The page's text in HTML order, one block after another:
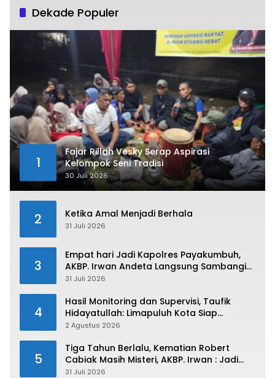
Dekade Populer
1
Fajar Rillah Vesky Serap Aspirasi
Kelompok Seni Tradisi
30 Juli 2026
2 Ketika Amal Menjadi Berhala
31 Juli 2026
3
Empat hari Jadi Kapolres Payakumbuh,
AKBP. Irwan Andeta Langsung Sambangi
PWI Kota Payakumbuh
31 Juli 2026
4
Hasil Monitoring dan Supervisi, Taufik
Hidayatullah: Limapuluh Kota Siap
Kirimkan Atlet Terbaiknya Pada Porprov
2 Agustus 2026
5
Tiga Tahun Berlalu, Kematian Robert
Cabiak Masih Misteri, AKBP. Irwan : Jadi
Atensi Kita
31 Juli 2026